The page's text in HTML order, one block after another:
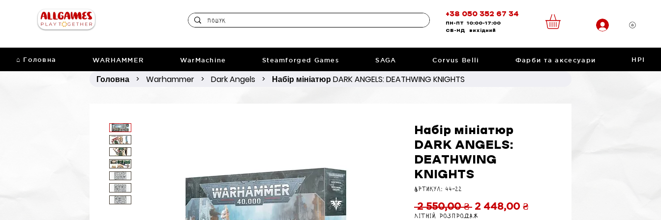
+38 050 352 67 34
ПН-ПТ 10:00-17:00
CБ-НД вихідний
⌂ Головна WARHAMMER WarMachine Steamforged Games SAGA Corvus Belli Фарби та аксесуари НРІ
Головна > Warhammer > Dark Angels > Набір мініатюр DARK ANGELS: DEATHWING KNIGHTS
Набір мініатюр
DARK ANGELS:
DEATHWING
KNIGHTS
Артикул: 44-22
2 550,00 ₴ Звичайна
2 448,00 ₴За
Літній розпродаж